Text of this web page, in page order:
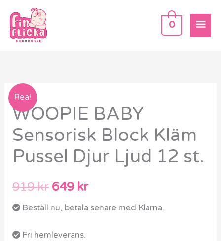
innehåll
0
Rea!
WOOPIE BABY
Sensorisk Block Kläm
Pussel Djur Ljud 12 st.
919kr
ursprungliga
priset
var:
919 kr.
649 kr
nuvarande
priset
är:
649 kr.
Beställ nu, betala senare med Klarna.
Fri hemleverans.
WOOPIE
BABY
Block
Kläm
Djur
12